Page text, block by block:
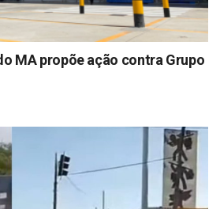
MA propõe ação contra Grupo